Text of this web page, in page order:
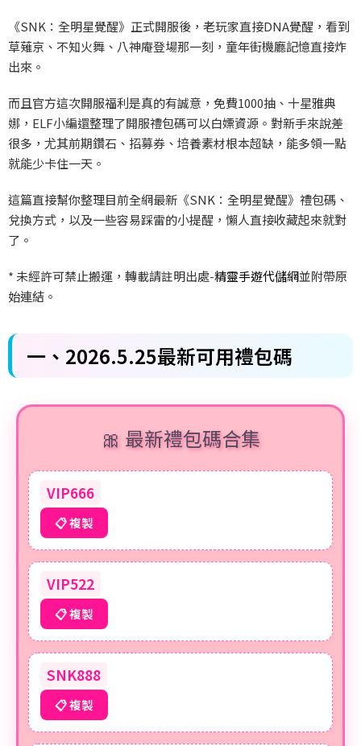
《SNK ：全明星覺醒》正式開服後，老玩家直接DNA覺醒，看到
草薙京、不知火舞、八神庵登場那一刻，童年街機廳記憶直接炸
出來。
而且官方這次開服福利是真的有誠意，免費1000抽、十星雅典
娜，ELF小編還整理了開服禮包碼可以白嫖資源。對新手來說差
很多，尤其前期鑽石、招募券、培養素材根本超缺，能多領一點
就能少卡住一天。
這篇直接幫你整理目前全網最新《SNK ：全明星覺醒》禮包碼、
兌換方式，以及一些容易踩雷的小提醒，懶人直接收藏起來就對
了。
* 未經許可禁止搬運，轉載請註明出處-精靈手遊代儲網並附帶原
始連結。
一、2026.5.25最新可用禮包碼
🎀 最新禮包碼合集
VIP666
📋 複製
VIP522
📋 複製
SNK888
📋 複製